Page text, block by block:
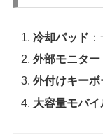
冷却パッド
外部モニター
外付けキー
大容量モバ